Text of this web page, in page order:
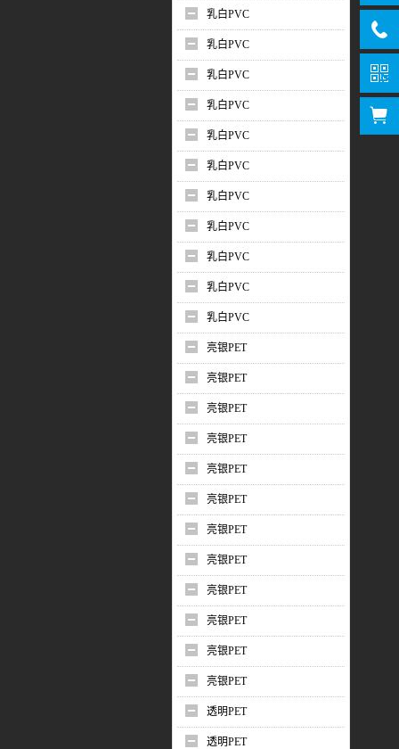
乳白PVC
乳白PVC
乳白PVC
乳白PVC
乳白PVC
乳白PVC
乳白PVC
乳白PVC
乳白PVC
乳白PVC
乳白PVC
亮银PET
亮银PET
亮银PET
亮银PET
亮银PET
亮银PET
亮银PET
亮银PET
亮银PET
亮银PET
亮银PET
亮银PET
透明PET
透明PET